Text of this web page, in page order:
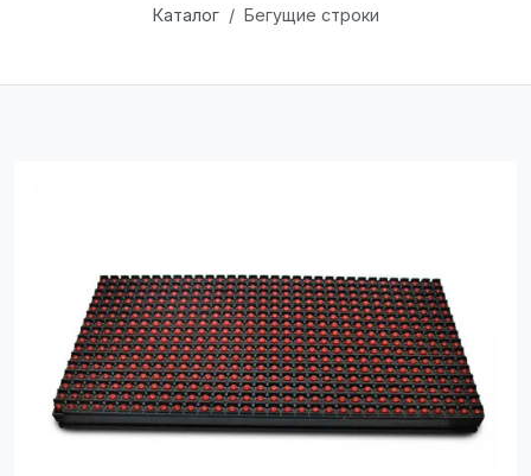
Каталог Бегущие строки